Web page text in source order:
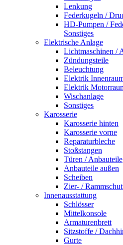
Lenkung
Federkugeln /
HD-Pumpen /
Sonstiges
Elektrische Anlage
Lichtmaschinen /
Zündungsteile
Beleuchtung
Elektrik
Elektrik
Wischanlage
Sonstiges
Karosserie
Karosserie hinten
Karosserie vorne
Reparaturbleche
Stoßstangen
Türen / Anbauteile
Anbauteile außen
Scheiben
Zier- /
Innenausstattung
Schlösser
Mittelkonsole
Armaturenbrett
Sitzstoffe /
Gurte